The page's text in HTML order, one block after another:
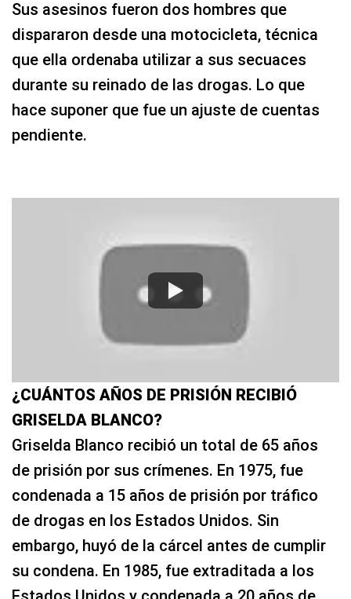
Sus asesinos fueron dos hombres que
dispararon desde una motocicleta, técnica
que ella ordenaba utilizar a sus secuaces
durante su reinado de las drogas. Lo que
hace suponer que fue un ajuste de cuentas
pendiente.
¿CUÁNTOS AÑOS DE PRISIÓN RECIBIÓ
GRISELDA BLANCO?
Griselda Blanco recibió un total de 65 años
de prisión por sus crímenes. En 1975, fue
condenada a 15 años de prisión por tráfico
de drogas en los Estados Unidos. Sin
embargo, huyó de la cárcel antes de cumplir
su condena. En 1985, fue extraditada a los